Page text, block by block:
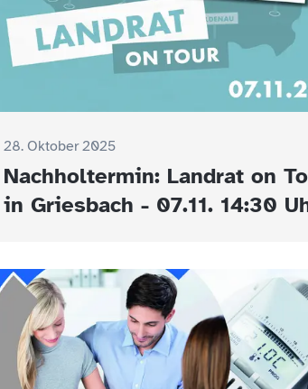
28. Oktober 2025
Nachholtermin: Landrat on
in Griesbach - 07.11. 14:30